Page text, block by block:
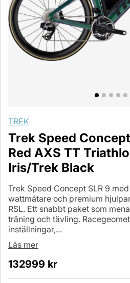
TREK
Trek Speed
Red AXS TT
Iris/Trek Black
Trek Speed Concept SLR 9 med
wattmätare och premium
RSL. Ett snabbt paket som
träning och tävling.
inställningar,...
Läs mer
132999 kr